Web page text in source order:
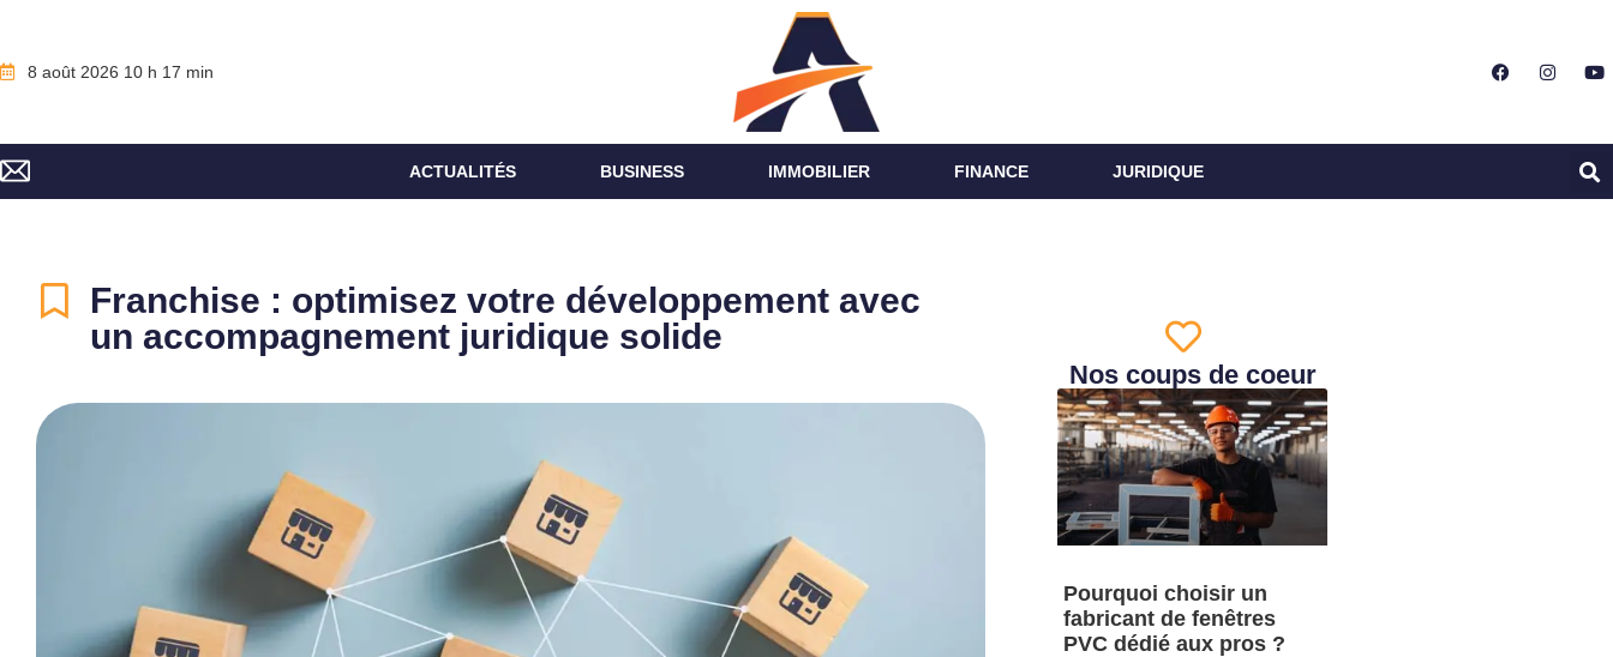
8 août 2026 10 h 17 min
ACTUALITÉS BUSINESS IMMOBILIER FINANCE JURIDIQUE
Franchise : optimisez votre développement avec
un accompagnement juridique solide
Nos coups de coeur
Pourquoi choisir un
fabricant de fenêtres
PVC dédié aux pros ?